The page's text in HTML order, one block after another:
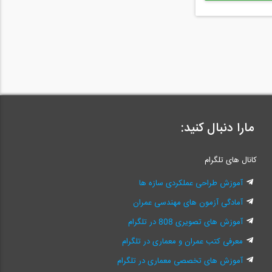
مارا دنبال کنید:
کانال های تلگرام
آموزش طراحی عملکردی سازه ها
آمادگی آزمون های مهندسی عمران
آموزش های تصویری 808 در تلگرام
معرفی کتب عمران و معماری در تلگرام
آموزش های تخصصی معماری در تلگرام